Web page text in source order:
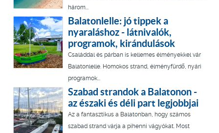
három...
Balatonlelle: jó tippek a
nyaraláshoz - látnivalók,
programok, kirándulások
Családdal és párban is kellemes élményekkel vár
Balatonlelle. Homokos strand, élményfürdő, nyári
programok...
Szabad strandok a Balatonon -
az északi és déli part legjobbjai
Az a fantasztikus a Balatonban, hogy számos
szabad strand várja a pihenni vágyókat. Most